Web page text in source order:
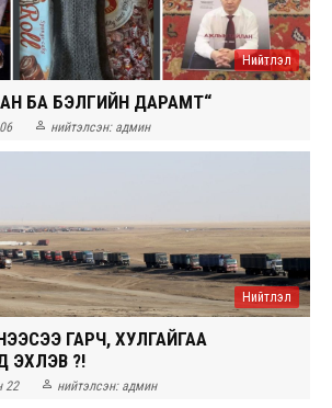
Нийтлэл
БА БЭЛГИЙН ДАРАМТ“
 нийтэлсэн: админ
Нийтлэл
НЭЭСЭЭ ГАРЧ, ХУЛГАЙГАА
ҮҮ?!
22  нийтэлсэн: админ